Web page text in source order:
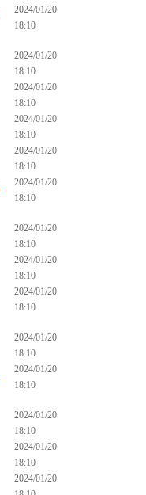
2024/01/20
18:10
2024/01/20
18:10
2024/01/20
18:10
2024/01/20
18:10
2024/01/20
18:10
2024/01/20
18:10
2024/01/20
18:10
2024/01/20
18:10
2024/01/20
18:10
2024/01/20
18:10
2024/01/20
18:10
2024/01/20
18:10
2024/01/20
18:10
2024/01/20